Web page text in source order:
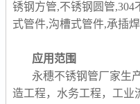
锈钢方管,不锈钢圆管
式管件,沟槽式管件,承插
应用范围
永穗不锈钢管厂家生
造工程，水务工程，工业